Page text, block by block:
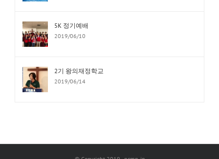
5K 정기예배
2019/06/10
2기 왕의재정학교
2019/06/14